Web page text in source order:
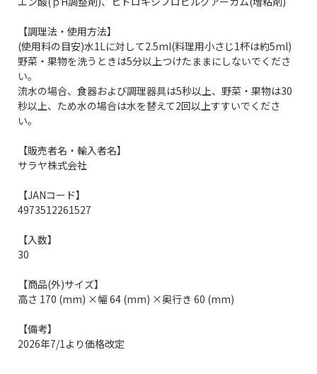
【調理法・使用方法】
(使用料の目安)水1Lに対して2.5ml(料理用小さじ1杯は約5ml)
野菜・果物を洗うときは5分以上つけたままにしないでくださ
い。
流水の場合、食器および調理器具は5秒以上、野菜・果物は30
秒以上、ため水の場合は水を替えて2回以上すすいでくださ
い。
【販売者名・輸入者名】
サラヤ株式会社
【JANコード】
4973512261527
【入数】
30
【商品(外)サイズ】
高さ 170 (mm) ×幅 64 (mm) ×奥行き 60 (mm)
【備考】
2026年7/1より価格改定